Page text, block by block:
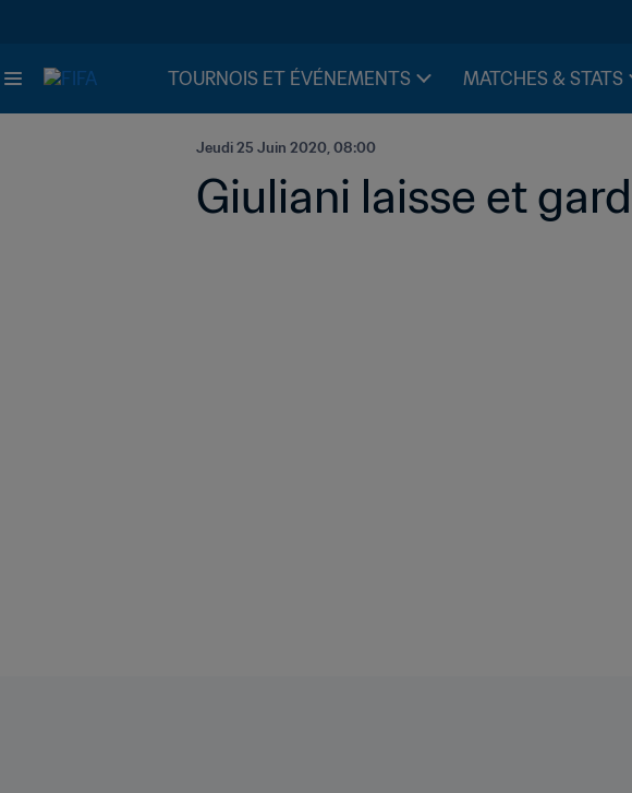
TOURNOIS ET ÉVÉNEMENTS MATCHES & STATS
Jeudi 25 Juin 2020, 08:00
Giuliani laisse et